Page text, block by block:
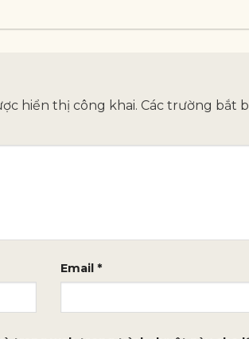
hiển thị công khai. Các trường bắt
Email*